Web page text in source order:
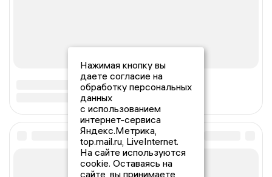
Нажимая кнопку вы
даете согласие на
обработку персональных
данных
с использованием
интернет-сервиса
Яндекс.Метрика,
top.mail.ru, LiveInternet.
На сайте используются
cookie. Оставаясь на
сайте, вы принимаете